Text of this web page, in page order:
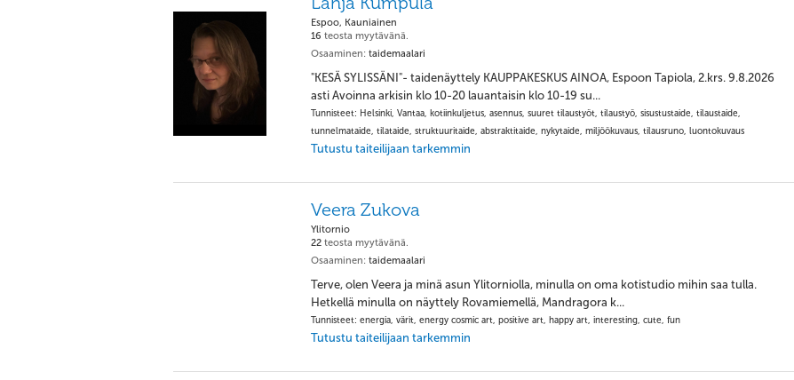
Espoo, Kauniainen
16 teosta myytävänä.
Osaaminen: taidemaalari
"KESÄ SYLISSÄNI"- taidenäyttely KAUPPAKESKUS AINOA, Espoon Tapiola, 2.krs. 9.8.2026
asti Avoinna arkisin klo 10-20 lauantaisin klo 10-19 su...
Tunnisteet: Helsinki, Vantaa, kotiinkuljetus, asennus, suuret tilaustyöt, tilaustyö, sisustustaide, tilaustaide,
tunnelmataide, tilataide, struktuuritaide, abstraktitaide, nykytaide, miljöökuvaus, tilausruno, luontokuvaus
Tutustu taiteilijaan tarkemmin
Veera Zukova
Ylitornio
22 teosta myytävänä.
Osaaminen: taidemaalari
Terve, olen Veera ja minä asun Ylitorniolla, minulla on oma kotistudio mihin saa tulla.
Hetkellä minulla on näyttely Rovamiemellä, Mandragora k...
Tunnisteet: energia, värit, energy cosmic art, positive art, happy art, interesting, cute, fun
Tutustu taiteilijaan tarkemmin